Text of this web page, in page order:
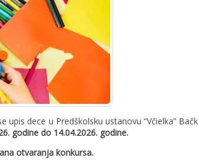
dece u Predškolsku ustanovu “Včielka”
godine do 14.04.2026. godine.
otvaranja konkursa.